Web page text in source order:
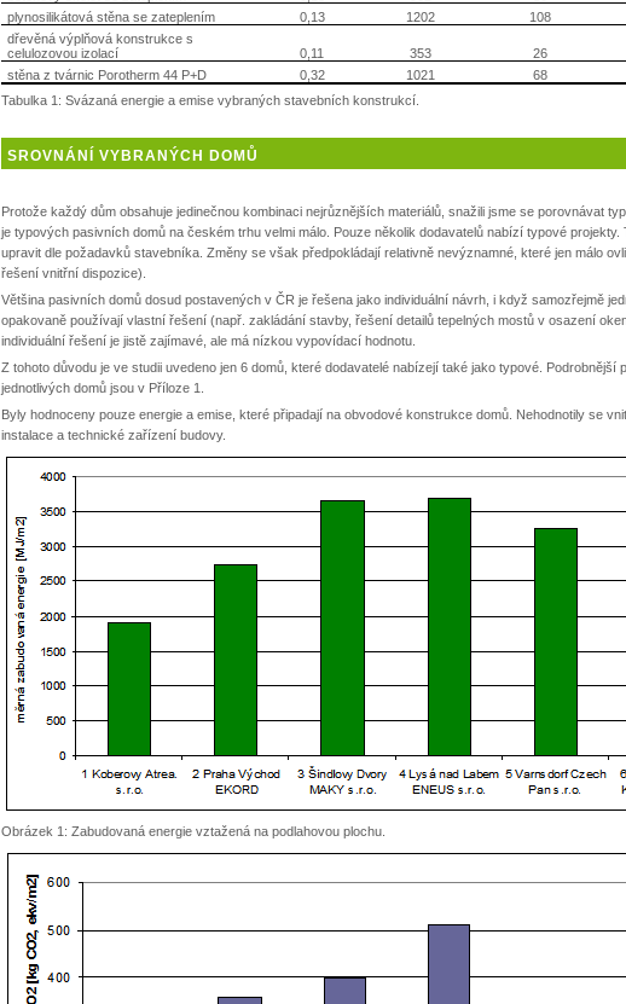
plynosilikátová stěna se zateplením
0,13 1202 108
dřevěná výplňová konstrukce s
celulozovou izolací
0,11 353 26
stěna z tvárnic Porotherm 44 P+D
0,32 1021 68
Tabulka 1: Svázaná energie a emise vybraných stavebních konstrukcí.
SROVNÁNÍ VYBRANÝCH DOMŮ
Protože každý dům obsahuje jedinečnou kombinaci nejrůznějších materiálů, snažili jsme se porovnávat
je typových pasivních domů na českém trhu velmi málo. Pouze několik dodavatelů nabízí typové projekty.
upravit dle požadavků stavebníka. Změny se však předpokládají relativně nevýznamné, které jen málo
řešení vnitřní dispozice).
Většina pasivních domů dosud postavených v ČR je řešena jako individuální návrh, i když samozřejmě
opakovaně používají vlastní řešení (např. zakládání stavby, řešení detailů tepelných mostů v osazení
individuální řešení je jistě zajímavé, ale má nízkou vypovídací hodnotu.
Z tohoto důvodu je ve studii uvedeno jen 6 domů, které dodavatelé nabízejí také jako typové. Podrobnější
jednotlivých domů jsou v Příloze 1.
Byly hodnoceny pouze energie a emise, které připadají na obvodové konstrukce domů. Nehodnotily se
instalace a technické zařízení budovy.
Obrázek 1: Zabudovaná energie vztažená na podlahovou plochu.